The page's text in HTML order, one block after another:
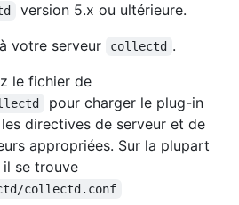
version 5.x ou ultérieure.
votre serveur
collectd .
le fichier de
pour charger le plug-in
directives de serveur et de
appropriées. Sur la plupart
se trouve
collectd.conf